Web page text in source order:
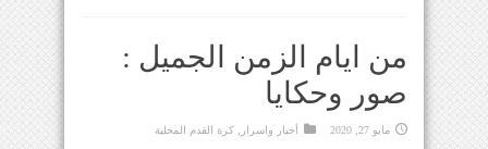
من ايام الزمن الجميل :
صور وحكايا
مايو 27, 2020 أخبار واسرار كرة القدم المحلية